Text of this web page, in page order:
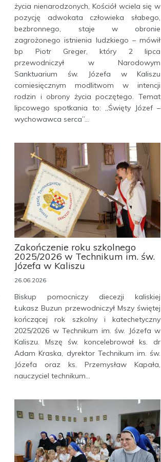
życia nienarodzonych, Kościół wciela się w
pozycję adwokata człowieka słabego,
bezbronnego, staje w obronie
zagrożonego istnienia ludzkiego – mówił
bp Piotr Greger, który 2 lipca
przewodniczył w Narodowym
Sanktuarium św. Józefa w Kaliszu
comiesięcznym modlitwom w intencji
rodzin i obrony życia poczętego. Temat
lipcowego spotkania to: „Święty Józef –
wychowawca serca”...
Zakończenie roku szkolnego
2025/2026 w Technikum im. św.
Józefa w Kaliszu
26.06.2026
Biskup pomocniczy diecezji kaliskiej
Łukasz Buzun przewodniczył Mszy świętej
kończącej rok szkolny i katechetyczny
2025/2026 w Technikum im. św. Józefa w
Kaliszu. Mszę św. koncelebrował ks. dr
Adam Kraska, dyrektor Technikum im. św.
Józefa oraz ks. Przemysław Kapała,
nauczyciel technikum...